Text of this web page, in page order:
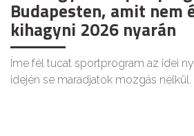
Budapesten, amit nem
kihagyni 2026 nyarán
Íme fél tucat sportprogram az idei
idején se maradjatok mozgás nélkül.